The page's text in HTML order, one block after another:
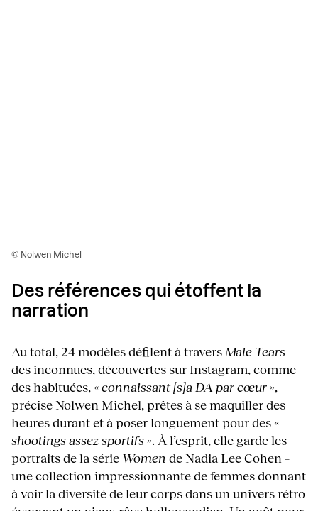
© Nolwen Michel
Des références qui étoffent la
narration
Au total, 24 modèles défilent à traversMale Tears–
des inconnues, découvertes sur Instagram, comme
des habituées, « connaissant [s]a DA par cœur »,
précise Nolwen Michel, prêtes à se maquiller des
heures durant et à poser longuement pour des «
shootings assez sportifs ». À l’esprit, elle garde les
portraits de la série Women de Nadia Lee Cohen –
une collection impressionnante de femmes donnant
à voir la diversité de leur corps dans un univers rétro